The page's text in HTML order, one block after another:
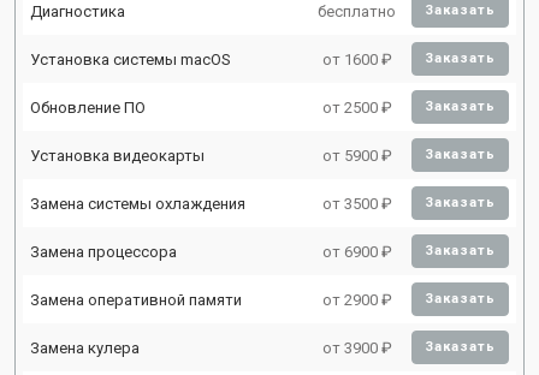
Диагностика бесплатно Заказать
Установка системы macOS от 1600 ₽ Заказать
Обновление ПО от 2500 ₽ Заказать
Установка видеокарты от 5900 ₽ Заказать
Замена системы охлаждения от 3500 ₽ Заказать
Замена процессора от 6900 ₽ Заказать
Замена оперативной памяти от 2900 ₽ Заказать
Замена кулера от 3900 ₽ Заказать